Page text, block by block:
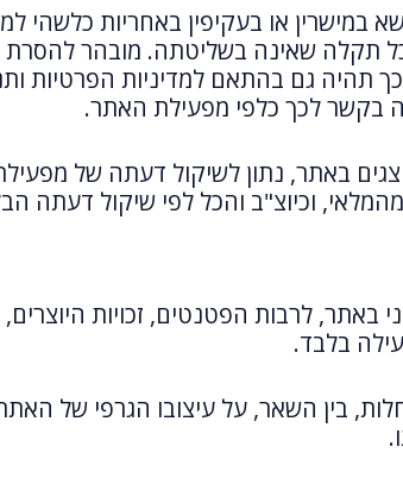
במישרין או בעקיפין באחריות
תקלה שאינה בשליטתה. מובהר להסרת
תהיה גם בהתאם למדיניות הפרטיות
בקשר לכך כלפי מפעילת האתר.
באתר, נתון לשיקול דעתה של
וכיוצ"ב והכל לפי שיקול דעתה
באתר, לרבות הפטנטים, זכויות
בלבד.
חלות, בין השאר, על עיצובו הגרפי של